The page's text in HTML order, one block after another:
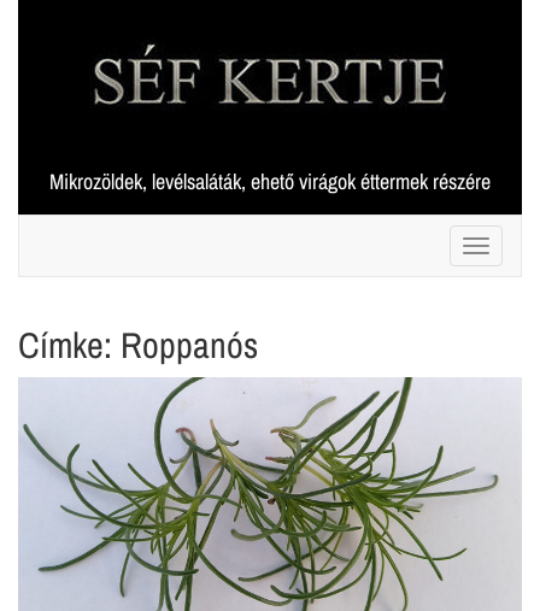
Mikrozöldek, levélsaláták, ehető virágok éttermek részére
Toggle
Címke: Roppanós